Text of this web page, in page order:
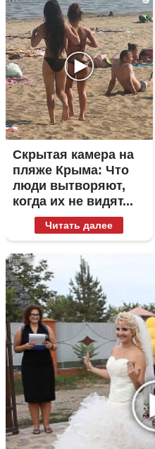
Скрытая камера на
пляже Крыма: Что
люди вытворяют,
когда их не видят...
Читать далее